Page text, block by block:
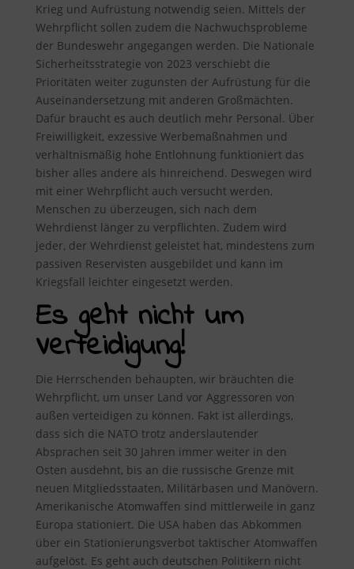
Krieg und Aufrüstung notwendig seien. Mittels der
Wehrpflicht sollen zudem die Nachwuchsprobleme
der Bundeswehr angegangen werden. Die Nationale
Sicherheitsstrategie von 2023 verschiebt die
Prioritäten weiter zugunsten der Aufrüstung für die
Auseinandersetzung mit anderen Großmächten.
Dafür braucht es auch deutlich mehr Personal. Über
Freiwilligkeit, exzessive Werbemaßnahmen und
verhältnismäßig hohe Entlohnung funktioniert das
bisher alles andere als hinreichend. Deswegen wird
mit einer Wehrpflicht auch versucht werden,
Menschen zu überzeugen, sich nach dem
Wehrdienst länger zu verpflichten. Zudem wird
jeder, der Wehrdienst geleistet hat, mindestens zum
passiven Reservisten ausgebildet und kann im
Kriegsfall leichter eingesetzt werden.
Es geht nicht um
Verteidigung!
Die Herrschenden behaupten, wir bräuchten die
Wehrpflicht, um unser Land vor Aggressoren von
außen verteidigen zu können. Fakt ist allerdings,
dass sich die NATO trotz anderslautender
Absprachen seit 30 Jahren immer weiter in den
Osten ausdehnt, bis an die russische Grenze mit
neuen Mitgliedsstaaten, Militärbasen und Manövern.
Amerikanische Atomwaffen sind mittlerweile in ganz
Europa stationiert. Die USA haben das Abkommen
über ein Stationierungsverbot taktischer Atomwaffen
aufgelöst. Es geht auch deutschen Politikern nicht